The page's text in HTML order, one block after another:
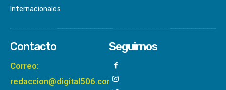
Internacionales
Contacto
Correo:
redaccion@digital506.com
Seguirnos